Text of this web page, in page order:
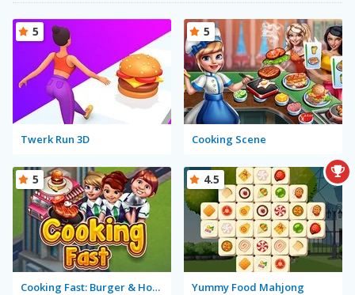
Twerk Run 3D
5
Cooking Scene
5
Cooking Fast: Burger & Hotdog
5
Yummy Food Mahjong
4.5